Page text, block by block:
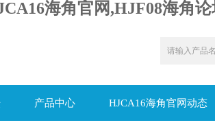
海角官网,HJF08海角
产品中心 HJCA16海角官网动态